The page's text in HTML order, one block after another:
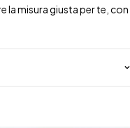
la misura giusta per te, con